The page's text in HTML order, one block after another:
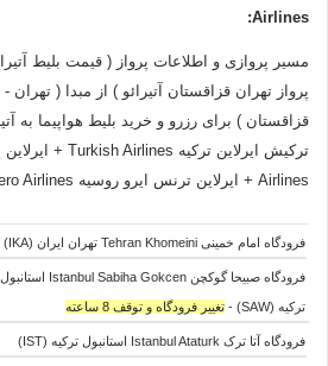
Airlines
:
مسیر پروازی و اطلاعات پرواز ( قیمت بلیط
پرواز تهران قزاقستان آتیرائو ) از مبدا ( تهران
قزاقستان ) برای رزرو و خرید بلیط هواپیما به
Airlines + ایرلاین ترنس ایرو روسیه Transaero Airlines به شرح زیر است:
فرودگاه امام خمینی Tehran Khomeini تهران ایران (IKA)
فرودگاه صبیحا گوکچن Istanbul Sabiha Gokcen استانبول
ترکیه (SAW) - تغییر فرودگاه و توقف 8 ساعته
فرودگاه آتا ترک Istanbul Ataturk استانبول ترکیه (IST)